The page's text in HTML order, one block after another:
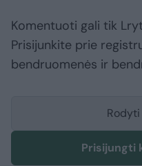
Komentuoti gali tik
Prisijunkite prie
bendruomenės ir
Prisijungti